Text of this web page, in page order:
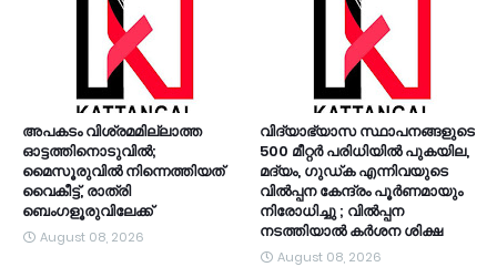
അപകടം വിശ്രമമില്ലാത്ത
ഓട്ടത്തിനൊടുവിൽ;
മൈസൂരുവിൽ നിന്നെത്തിയത്
വൈകീട്ട്, രാത്രി
ബെംഗളൂരുവിലേക്ക്
August 08, 2026
വിദ്യാഭ്യാസ സ്ഥാപനങ്ങളുടെ
500 മീറ്റർ പരിധിയിൽ പുകയില,
മദ്യം, ഗുഡ്ക എന്നിവയുടെ
വിൽപ്പന കേന്ദ്രം പൂർണമായും
നിരോധിച്ചു ; വിൽപ്പന
നടത്തിയാൽ കർശന ശിക്ഷ
August 08, 2026